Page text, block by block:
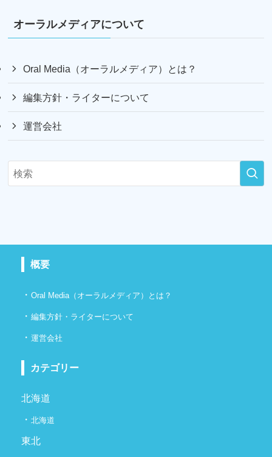
オーラルメディアについて
Oral Media（オーラルメディア）とは？
編集方針・ライターについて
運営会社
概要
・ Oral Media（オーラルメディア）とは？
・ 編集方針・ライターについて
・ 運営会社
カテゴリー
北海道
・ 北海道
東北